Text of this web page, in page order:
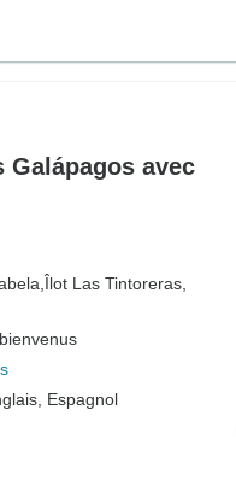
avec
Îlot Las Tintoreras,
Espagnol